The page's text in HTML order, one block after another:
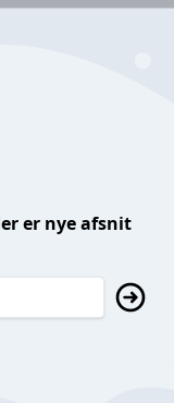
er nye afsnit